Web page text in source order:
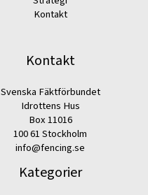
Kontakt
Kontakt
Svenska Fäktförbundet
Idrottens Hus
Box 11016
100 61 Stockholm
info@fencing.se
Kategorier